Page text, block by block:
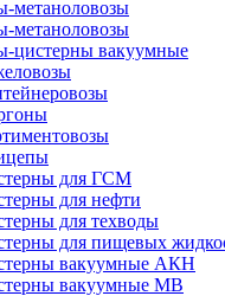
метаноловозы
метаноловозы
цистерны вакуумные
для ГСМ
для нефти
для техводы
для пищевых
вакуумные АКН
вакуумные МВ